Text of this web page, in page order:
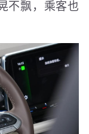
不飘，乘客也